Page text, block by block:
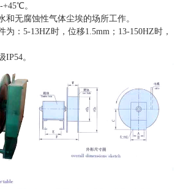
。
和无腐蚀性气体尘埃的场所工作。
为：5-13HZ时，位移1.5mm；13-150HZ时，
IP54。